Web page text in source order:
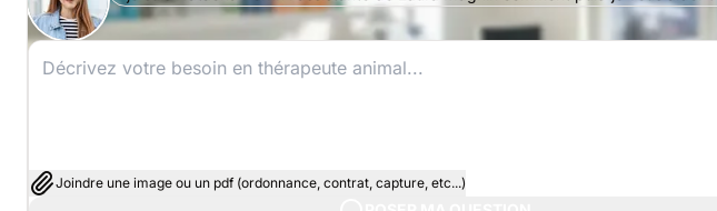
Joindre une image ou un pdf (ordonnance, contrat, capture, etc...)